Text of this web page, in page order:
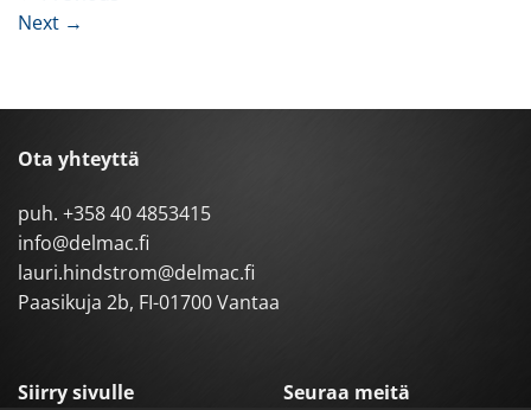
Next →
Ota yhteyttä
puh. +358 40 4853415
info@delmac.fi
lauri.hindstrom@delmac.fi
Paasikuja 2b, FI-01700 Vantaa
Siirry sivulle Seuraa meitä